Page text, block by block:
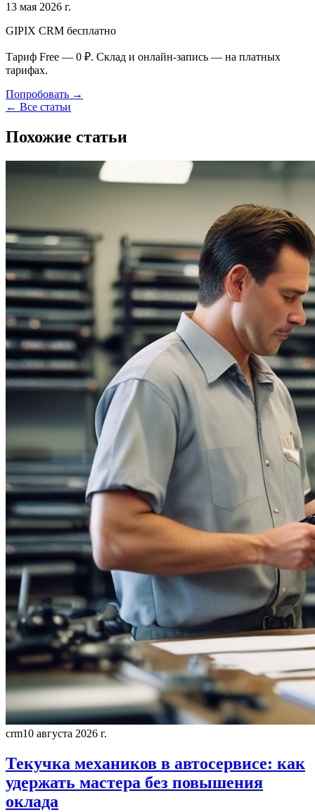
13 мая 2026 г.
GIPIX CRM бесплатно
Тариф Free — 0 ₽. Склад и онлайн-запись — на платных
тарифах.
Попробовать →
← Все статьи
Похожие статьи
crm10 августа 2026 г.
Текучка механиков в автосервисе: как
удержать мастера без повышения
оклада